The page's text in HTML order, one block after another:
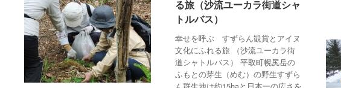
る旅（沙流ユーカラ街道シャ
トルバス）
幸せを呼ぶ すずらん観賞とアイヌ
文化にふれる旅 （沙流ユーカラ街
道シャトルバス） 平取町幌尻岳の
ふもとの芽生（めむ）の野生すずら
る旅（沙流ユーカラ街道シャ
トルバス）